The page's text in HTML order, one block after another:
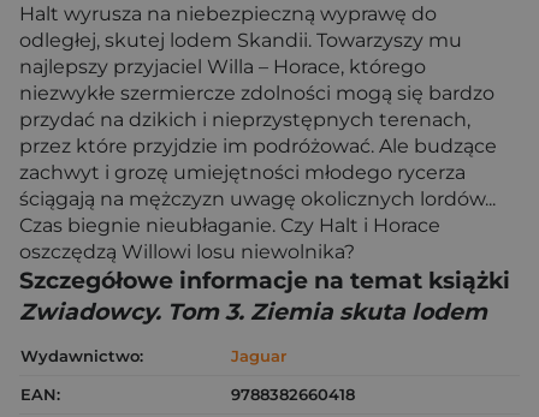
Halt wyrusza na niebezpieczną wyprawę do
odległej, skutej lodem Skandii. Towarzyszy mu
najlepszy przyjaciel Willa – Horace, którego
niezwykłe szermiercze zdolności mogą się bardzo
przydać na dzikich i nieprzystępnych terenach,
przez które przyjdzie im podróżować. Ale budzące
zachwyt i grozę umiejętności młodego rycerza
ściągają na mężczyzn uwagę okolicznych lordów...
Czas biegnie nieubłaganie. Czy Halt i Horace
oszczędzą Willowi losu niewolnika?
Szczegółowe informacje na temat książki
Zwiadowcy. Tom 3. Ziemia skuta lodem
Wydawnictwo:
Jaguar
EAN:
9788382660418